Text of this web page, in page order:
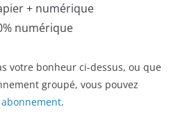
+ numérique
numérique
votre bonheur ci-dessus, ou que
groupé, vous pouvez
abonnement.